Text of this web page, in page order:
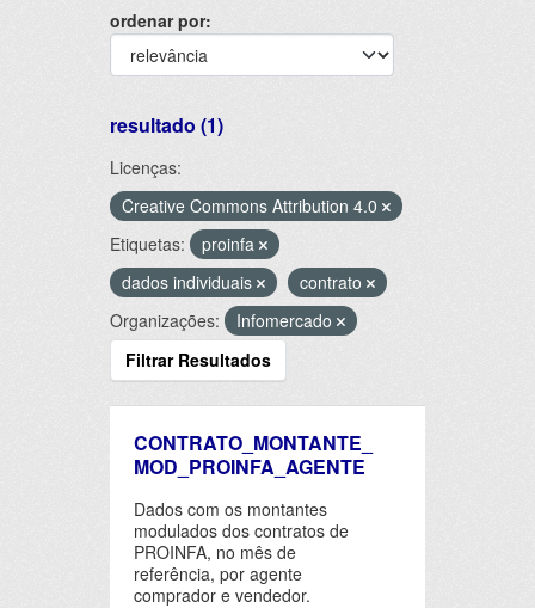
ordenar por
resultado (1)
Licenças:
Creative Commons Attribution 4.0
Etiquetas:
proinfa
dados individuais
contrato
Organizações:
Infomercado
Filtrar Resultados
CONTRATO_MONTANTE_
MOD_PROINFA_AGENTE
Dados com os montantes
modulados dos contratos de
PROINFA, no mês de
referência, por agente
comprador e vendedor.